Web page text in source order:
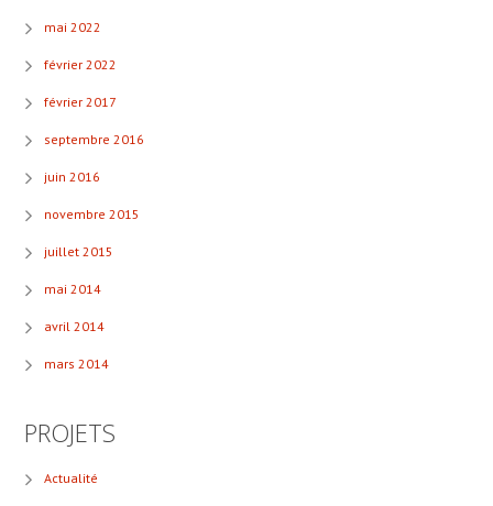
mai 2022
février 2022
février 2017
septembre 2016
juin 2016
novembre 2015
juillet 2015
mai 2014
avril 2014
mars 2014
PROJETS
Actualité